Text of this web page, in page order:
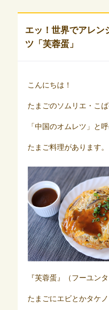
エッ！世界でアレン
ツ「芙蓉蛋」
こんにちは！
たまごのソムリエ・こば
「中国のオムレツ」と
たまご料理があります。
『芙蓉蛋』（フーユン
たまごにエビとかタケ